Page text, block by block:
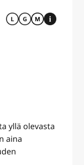
yllä olevasta
aina